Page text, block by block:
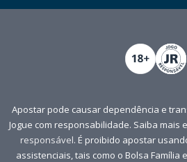
Apostar pode causar dependência e
Jogue com responsabilidade. Saiba mais
responsável. É proibido apostar
assistenciais, tais como o Bolsa Família